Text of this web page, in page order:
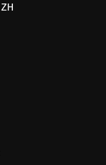
ZH